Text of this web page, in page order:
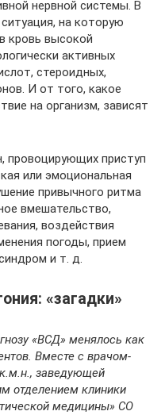
нервной системы. В
на которую
кровь высокой
активных
стероидных,
И от того, какое
на организм, зависят
провоцирующих приступ
или эмоциональная
привычного ритма
вмешательство,
воздействия
погоды, прием
и т. д.
«загадки»
«ВСД» менялось как
Вместе с врачом-
заведующей
отделением клиники
медицины» СО